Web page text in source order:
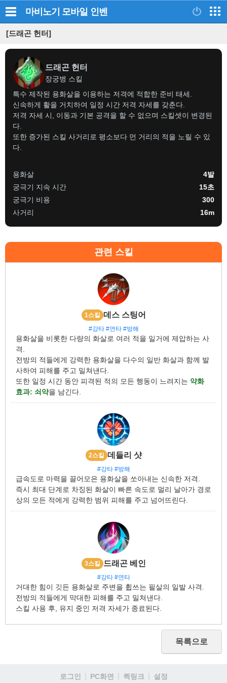
마비노기 모바일 인벤
[드래곤 헌터]
드래곤 헌터
장궁병 스킬
특수 제작된 용화살을 이용하는 저격에 적합한 준비 태세.
신속하게 활을 거치하여 일정 시간 저격 자세를 갖춘다.
저격 자세 시, 이동과 기본 공격을 할 수 없으며 스킬셋이 변경된
다.
또한 증가된 스킬 사거리로 평소보다 먼 거리의 적을 노릴 수 있
다.
용화살
4발
궁극기 지속 시간
15초
궁극기 비용
300
사거리
16m
관련 스킬
1스킬 데스 스팅어
#강타 #연타 #방해
용화살을 비롯한 다량의 화살로 여러 적을 일거에 제압하는 사
격.
전방의 적들에게 강력한 용화살을 다수의 일반 화살과 함께 발
사하여 피해를 주고 밀쳐낸다.
또한 일정 시간 동안 피격된 적의 모든 행동이 느려지는 약화
효과: 쇠약을 남긴다.
2스킬 데들리 샷
#강타 #방해
급속도로 마력을 끌어모은 용화살을 쏘아내는 신속한 저격.
즉시 최대 단계로 차징된 화살이 빠른 속도로 멀리 날아가 경로
상의 모든 적에게 강력한 범위 피해를 주고 넘어뜨린다.
3스킬 드래곤 베인
#강타 #연타
거대한 힘이 깃든 용화살로 주변을 휩쓰는 필살의 일발 사격.
전방의 적들에게 막대한 피해를 주고 밀쳐낸다.
스킬 사용 후, 유지 중인 저격 자세가 종료된다.
목록으로
로그인 PC화면 퀵링크 설정